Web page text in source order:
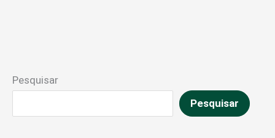
Pesquisar
Pesquisar